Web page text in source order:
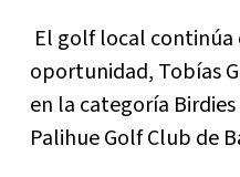
El golf local continúa
oportunidad, Tobías
en la categoría
Palihue Golf Club de